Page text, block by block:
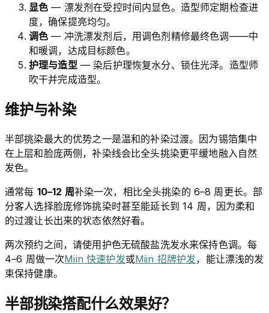
显色 — 漂发剂在受控时间内显色。造型师定期检查进
度，确保提亮均匀。
调色 — 冲洗漂发剂后，用调色剂精修最终色调——中
和暖调，达成目标颜色。
护理与造型 — 染后护理恢复水分、锁住光泽。造型师
吹干并完成造型。
维护与补染
半部挑染最大的优势之一是温和的补染过渡。因为锡箔集中
在上层和脸庞两侧，补染线会比全头挑染更平缓地融入自然
发色。
通常每 10–12 周补染一次，相比全头挑染的 6–8 周更长。部
分客人选择脸庞修饰挑染时甚至能延长到 14 周，因为柔和
的过渡让长出来的状态依然好看。
两次预约之间，请使用护色无硫酸盐洗发水来保持色调。每
4–6 周做一次Miin 快速护发或Miin 招牌护发，能让漂浅的发
束保持健康。
半部挑染搭配什么效果好？